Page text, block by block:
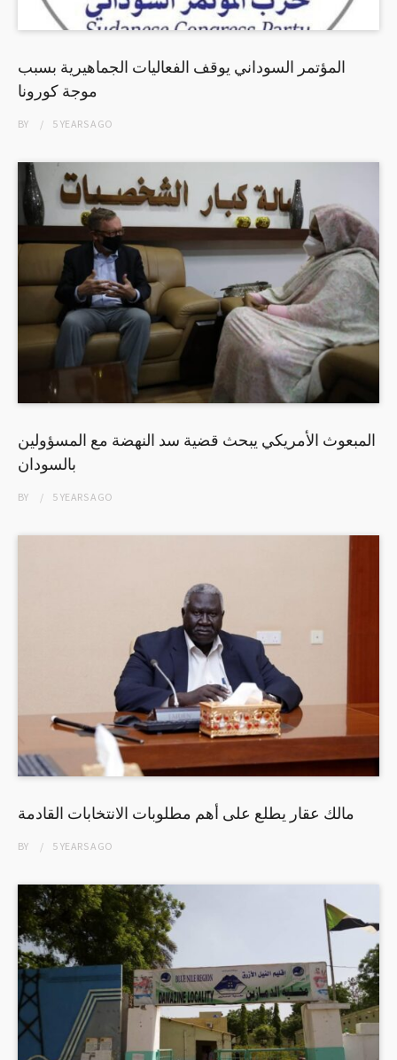
المؤتمر السوداني يوقف الفعاليات الجماهيرية بسبب
موجة كورونا
BY 5 YEARSAGO
المبعوث الأمريكي يبحث قضية سد النهضة مع المسؤولين
بالسودان
BY 5 YEARSAGO
مالك عقار يطلع على أهم مطلوبات الانتخابات القادمة
BY 5 YEARSAGO